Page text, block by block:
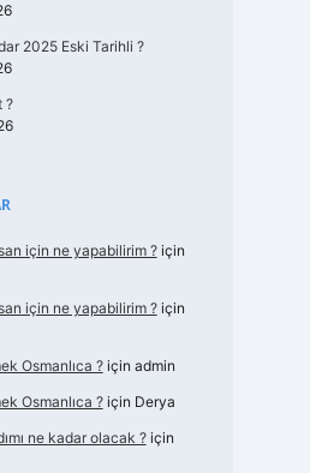
2025 Eski Tarihli ?
?
için ne yapabilirim ?için
için ne yapabilirim ?için
Osmanlıca ?için admin
Osmanlıca ?için Derya
ne kadar olacak ?için